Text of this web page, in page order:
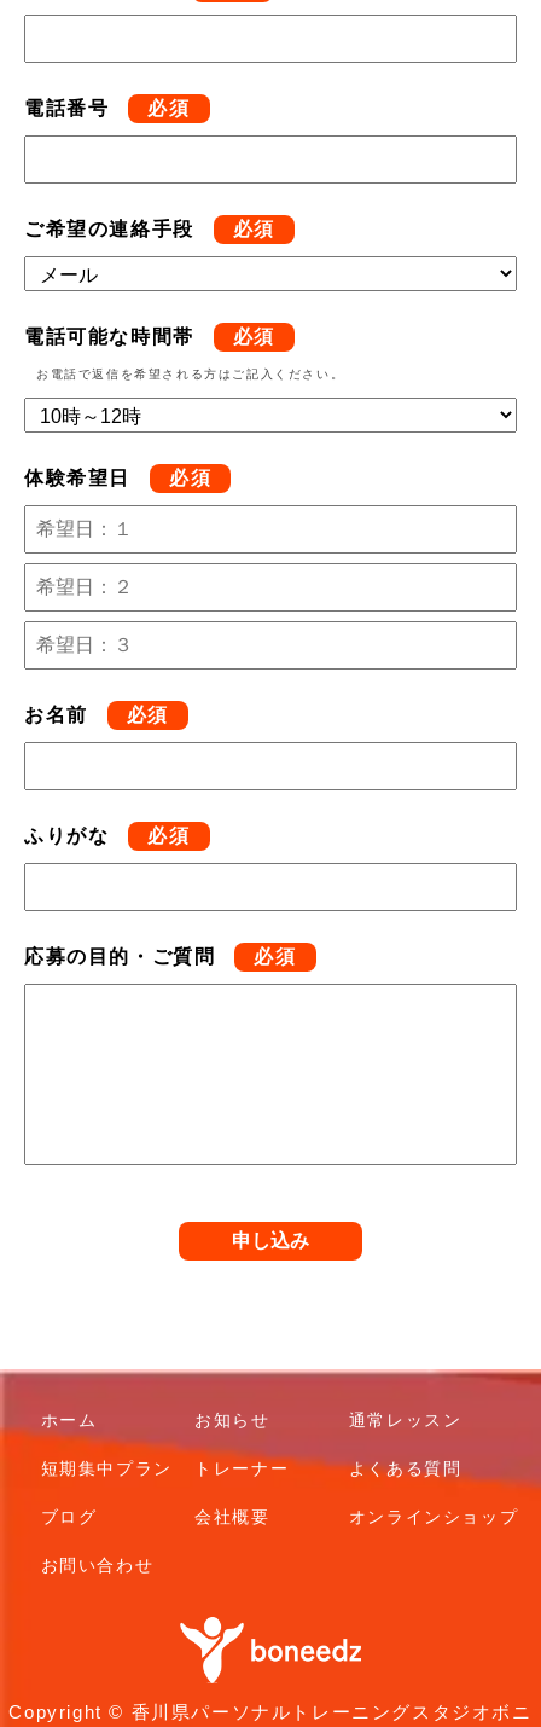
電話番号 必須
ご希望の連絡手段 必須
電話可能な時間帯 必須
お電話で返信を希望される方はご記入ください。
体験希望日 必須
お名前 必須
ふりがな 必須
応募の目的・ご質問 必須
ホーム お知らせ 通常レッスン
短期集中プラン トレーナー よくある質問
ブログ 会社概要 オンラインショップ
お問い合わせ
Copyright © 香川県パーソナルトレーニングスタジオボニ